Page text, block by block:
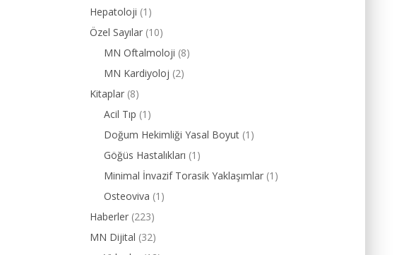
Hepatoloji (1)
Özel Sayılar (10)
MN Oftalmoloji (8)
MN Kardiyoloj (2)
Kitaplar (8)
Acil Tıp (1)
Doğum Hekimliği Yasal Boyut (1)
Göğüs Hastalıkları (1)
Minimal İnvazif Torasik Yaklaşımlar (1)
Osteoviva (1)
Haberler (223)
MN Dijital (32)